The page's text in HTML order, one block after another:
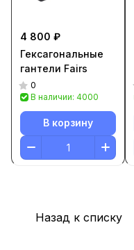
4 800 ₽
Гексагональные
гантели Fairs
0
В наличии: 4000
В корзину
Назад к списку